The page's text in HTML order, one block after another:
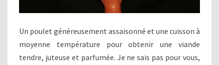
Un poulet généreusement assaisonné et une cuisson à
moyenne température pour obtenir une viande
tendre, juteuse et parfumée. Je ne sais pas pour vous,